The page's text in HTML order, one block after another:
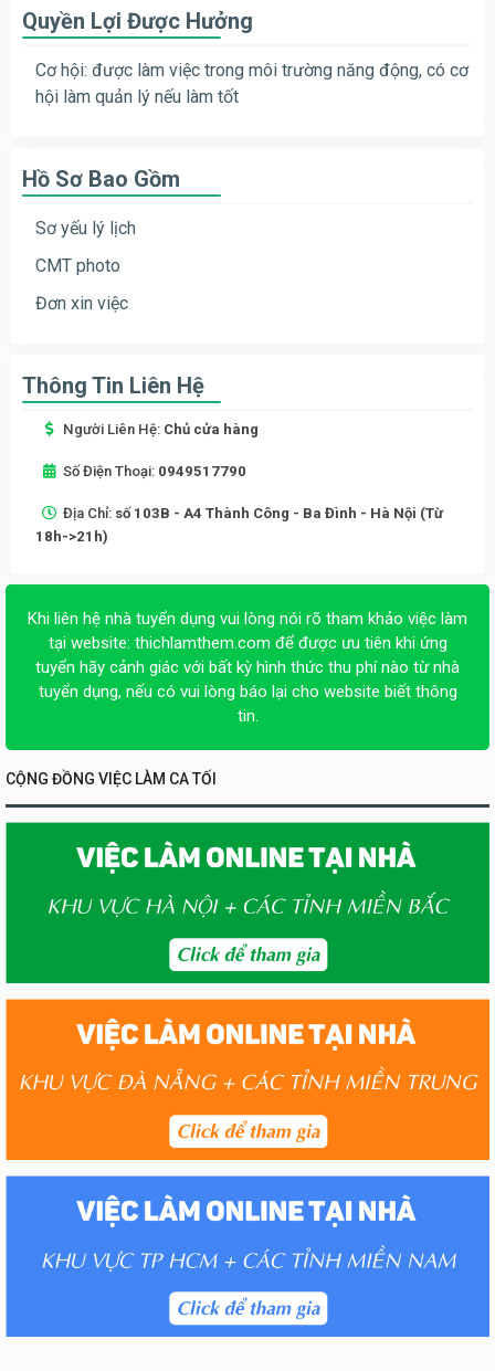
Quyền Lợi Được Hưởng
Cơ hội: được làm việc trong môi trường năng động, có cơ
hội làm quản lý nếu làm tốt
Hồ Sơ Bao Gồm
Sơ yếu lý lịch
CMT photo
Đơn xin việc
Thông Tin Liên Hệ
Người Liên Hệ: Chủ cửa hàng
Số Điện Thoại: 0949517790
Địa Chỉ: số 103B - A4 Thành Công - Ba Đình - Hà Nội (Từ
18h->21h)
Khi liên hệ nhà tuyển dụng vui lòng nói rõ tham khảo việc làm
tại website: thichlamthem.com để được ưu tiên khi ứng
tuyển hãy cảnh giác với bất kỳ hình thức thu phí nào từ nhà
tuyển dụng, nếu có vui lòng báo lại cho website biết thông
tin.
CỘNG ĐỒNG VIỆC LÀM CA TỐI